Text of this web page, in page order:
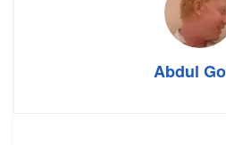
Abdul